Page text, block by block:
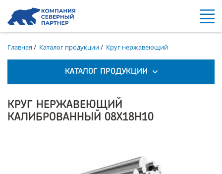
Главная/ Каталог продукции/ Круг нержавеющий
КАТАЛОГ ПРОДУКЦИИ
КРУГ НЕРЖАВЕЮЩИЙ
КАЛИБРОВАННЫЙ 08Х18Н10